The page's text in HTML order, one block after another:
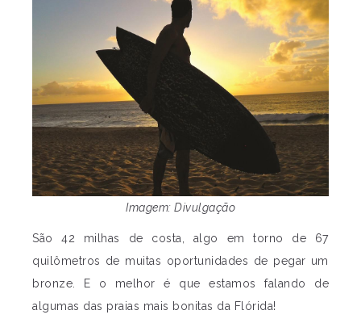
Imagem: Divulgação
São 42 milhas de costa, algo em torno de 67
quilômetros de muitas oportunidades de pegar um
bronze. E o melhor é que estamos falando de
algumas das praias mais bonitas da Flórida!